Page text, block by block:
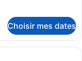
Choisir mes dates
d’hôtel avec un lit,